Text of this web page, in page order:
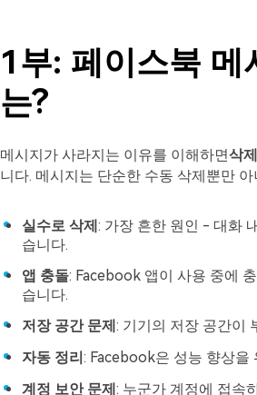
1부: 페이스북 메
는?
메시지가 사라지는 이유를 이해하면삭
니다. 메시지는 단순한 수동 삭제뿐만
실수로 삭제: 가장 흔한 원인 - 대화
습니다.
앱 충돌: Facebook 앱이 사용 중에
습니다.
저장 공간 문제: 기기의 저장 공간이
자동 정리: Facebook은 성능 향상을
계정 보안 문제: 누군가 계정에 접속